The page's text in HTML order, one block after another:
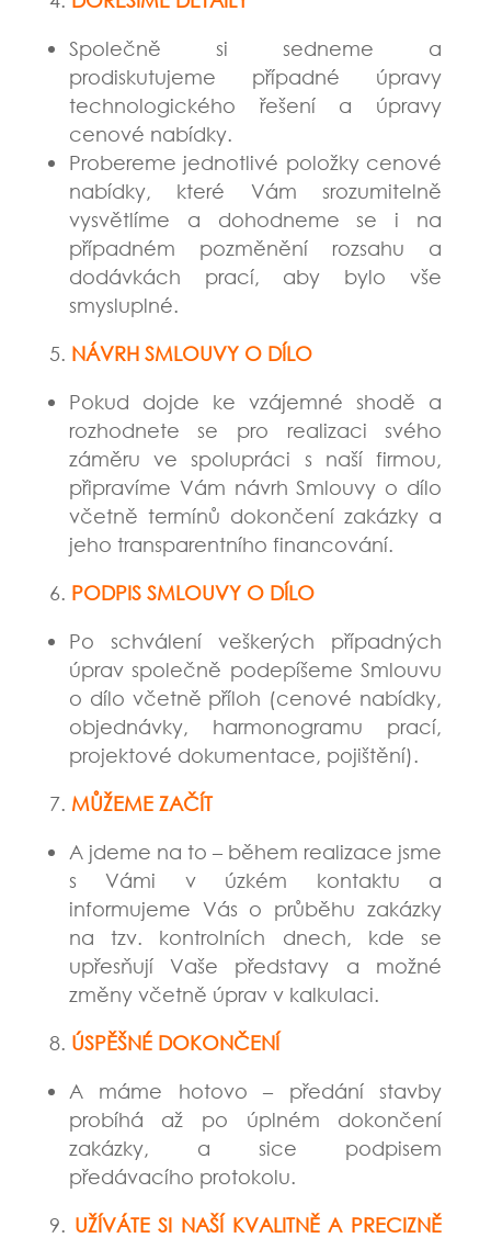
Společně si sedneme a
prodiskutujeme případné úpravy
technologického řešení a úpravy
cenové nabídky.
Probereme jednotlivé položky cenové
nabídky, které Vám srozumitelně
vysvětlíme a dohodneme se i na
případném pozměnění rozsahu a
dodávkách prací, aby bylo vše
smysluplné.
NÁVRH SMLOUVY O DÍLO
Pokud dojde ke vzájemné shodě a
rozhodnete se pro realizaci svého
záměru ve spolupráci s naší firmou,
připravíme Vám návrh Smlouvy o dílo
včetně termínů dokončení zakázky a
jeho transparentního financování.
PODPIS SMLOUVY O DÍLO
Po schválení veškerých případných
úprav společně podepíšeme Smlouvu
o dílo včetně příloh (cenové nabídky,
objednávky, harmonogramu prací,
projektové dokumentace, pojištění).
MŮŽEME ZAČÍT
A jdeme na to – během realizace jsme
s Vámi v úzkém kontaktu a
informujeme Vás o průběhu zakázky
na tzv. kontrolních dnech, kde se
upřesňují Vaše představy a možné
změny včetně úprav v kalkulaci.
ÚSPĚŠNÉ DOKONČENÍ
A máme hotovo – předání stavby
probíhá až po úplném dokončení
zakázky, a sice podpisem
předávacího protokolu.
UŽÍVÁTE SI NAŠÍ KVALITNĚ A PRECIZNĚ